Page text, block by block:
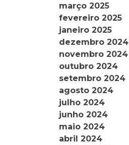
março 2025
fevereiro 2025
janeiro 2025
dezembro 2024
novembro 2024
outubro 2024
setembro 2024
agosto 2024
julho 2024
junho 2024
maio 2024
abril 2024